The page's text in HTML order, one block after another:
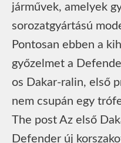
járművek, amelyek
sorozatgyártású
Pontosan ebben a
győzelmet a
os Dakar-ralin, első
nem csupán egy
The post Az első
Defender új